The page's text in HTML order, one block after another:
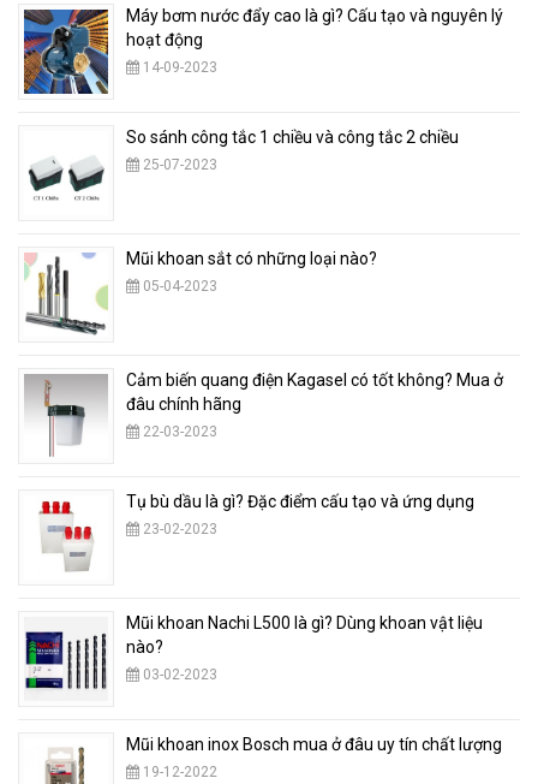
Máy bơm nước đẩy cao là gì? Cấu tạo và nguyên lý
hoạt động
14-09-2023
So sánh công tắc 1 chiều và công tắc 2 chiều
25-07-2023
Mũi khoan sắt có những loại nào?
05-04-2023
Cảm biến quang điện Kagasel có tốt không? Mua ở
đâu chính hãng
22-03-2023
Tụ bù dầu là gì? Đặc điểm cấu tạo và ứng dụng
23-02-2023
Mũi khoan Nachi L500 là gì? Dùng khoan vật liệu
nào?
03-02-2023
Mũi khoan inox Bosch mua ở đâu uy tín chất lượng
19-12-2022